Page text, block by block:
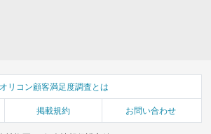
オリコン顧客満足度調査とは
掲載規約 お問い合わせ